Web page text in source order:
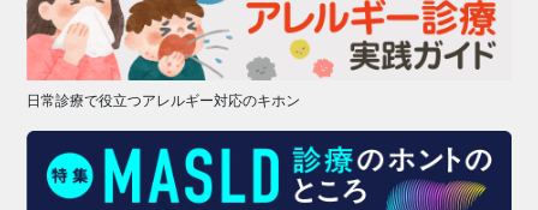
日常診療で役立つアレルギー対応のキホン